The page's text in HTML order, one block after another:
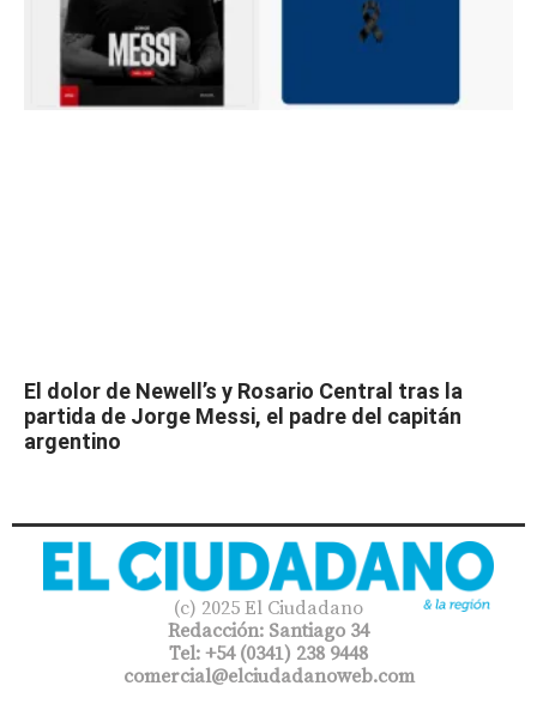
El dolor de Newell’s y Rosario Central tras la
partida de Jorge Messi, el padre del capitán
argentino
(c) 2025 El Ciudadano
Redacción: Santiago 34
Tel: +54 (0341) 238 9448
comercial@elciudadanoweb.com​